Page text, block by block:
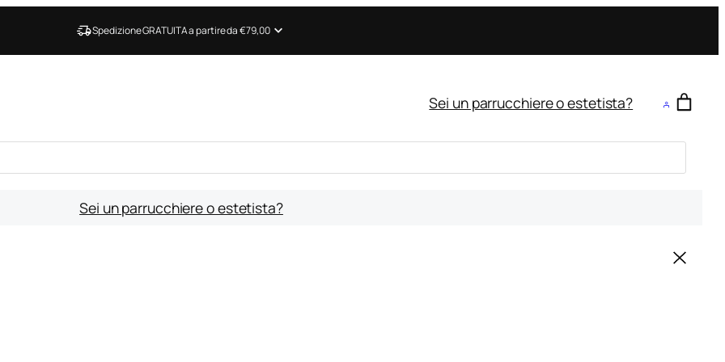
Spedizione GRATUITA a partire da €79,00
Sei un parrucchiere o estetista?
Sei un parrucchiere o estetista?